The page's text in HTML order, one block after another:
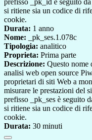
prefisso _pk_id è seguito
si ritiene sia un codice di
cookie.
Durata: 1 anno
Nome: _pk_ses.1.078c
Tipologia: analitico
Proprieta: Prima parte
Descrizione: Questo nome
analisi web open source
proprietari di siti Web a
misurare le prestazioni del
prefisso _pk_ses è seguito
si ritiene sia un codice di
cookie.
Durata: 30 minuti